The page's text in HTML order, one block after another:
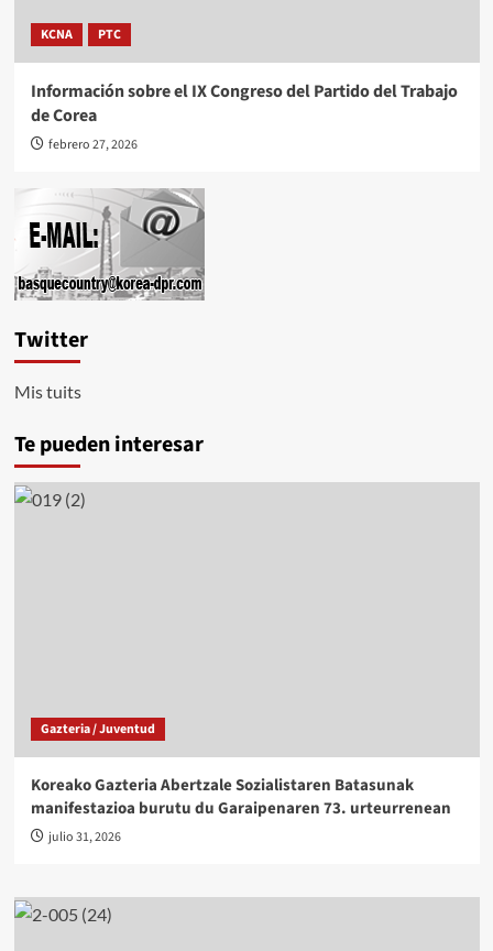
KCNA PTC
Información sobre el IX Congreso del Partido del Trabajo
de Corea
febrero 27, 2026
Twitter
Mis tuits
Te pueden interesar
Gazteria / Juventud
Koreako Gazteria Abertzale Sozialistaren Batasunak
manifestazioa burutu du Garaipenaren 73. urteurrenean
julio 31, 2026